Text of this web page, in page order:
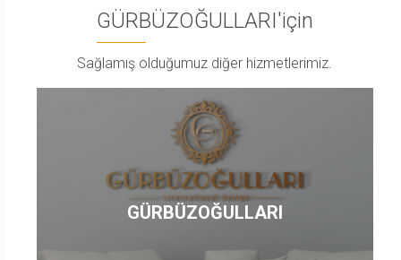
GÜRBÜZOĞULLARI'için
Sağlamış olduğumuz diğer hizmetlerimiz.
GÜRBÜZOĞULLARI